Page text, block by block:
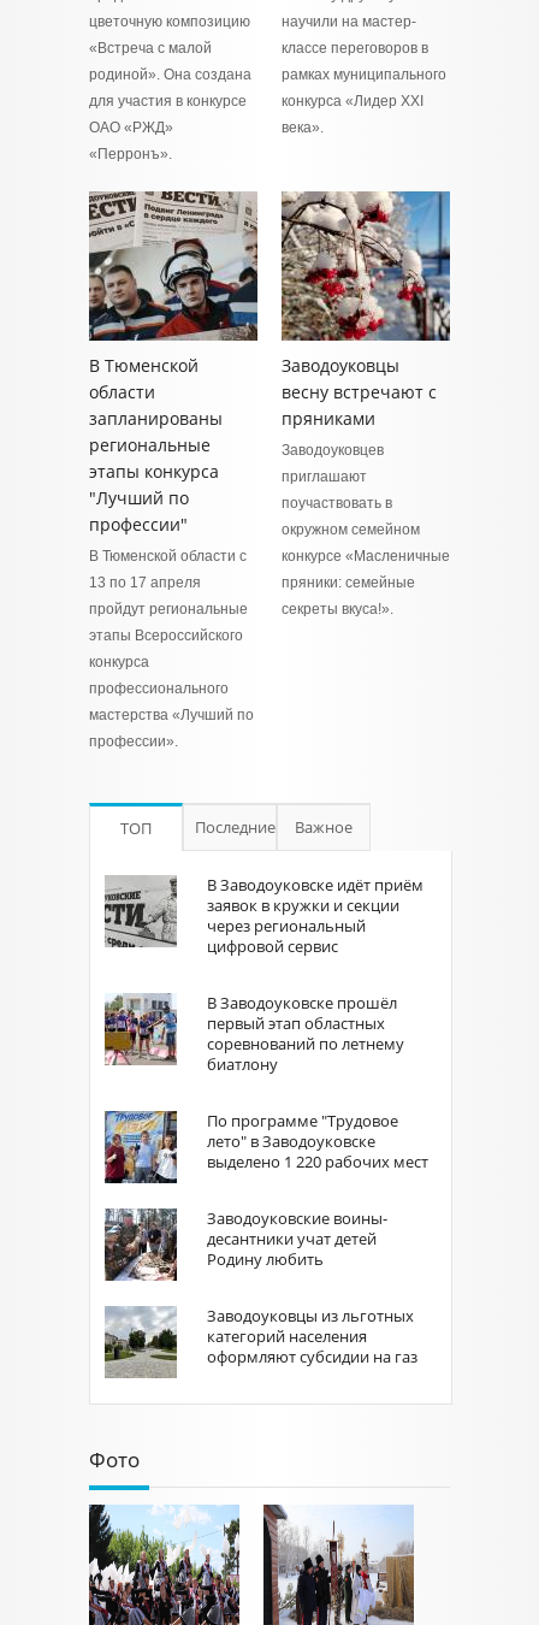
цветочную композицию
«Встреча с малой
родиной». Она создана
для участия в конкурсе
ОАО «РЖД»
«Перронъ».
научили на мастер-
классе переговоров в
рамках муниципального
конкурса «Лидер ХХI
века».
В Тюменской
области
запланированы
региональные
этапы конкурса
"Лучший по
профессии"
В Тюменской области с
13 по 17 апреля
пройдут региональные
этапы Всероссийского
конкурса
профессионального
мастерства «Лучший по
профессии».
Заводоуковцы
весну встречают с
пряниками
Заводоуковцев
приглашают
поучаствовать в
окружном семейном
конкурсе «Масленичные
пряники: семейные
секреты вкуса!».
ТОП Последние Важное
В Заводоуковске идёт приём
заявок в кружки и секции
через региональный
цифровой сервис
В Заводоуковске прошёл
первый этап областных
соревнований по летнему
биатлону
По программе "Трудовое
лето" в Заводоуковске
выделено 1 220 рабочих мест
Заводоуковские воины-
десантники учат детей
Родину любить
Заводоуковцы из льготных
категорий населения
оформляют субсидии на газ
Фото